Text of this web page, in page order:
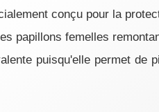
bande de glu.
conçu pour la
papillons femelles
puisqu'elle permet